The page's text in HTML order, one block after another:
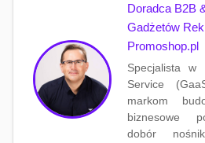
Doradca B2B
Gadżetów
Promoshop.pl
Specjalista
Service
markom
biznesowe
dobór